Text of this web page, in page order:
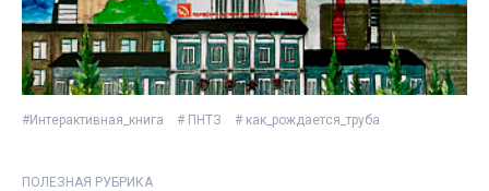
#Интерактивная_книга # ПНТЗ # как_рождается_труба
ПОЛЕЗНАЯ РУБРИКА